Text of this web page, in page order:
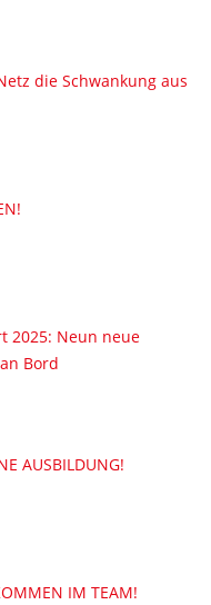
die Schwankung aus
2025: Neun neue
Bord
AUSBILDUNG!
IM TEAM!